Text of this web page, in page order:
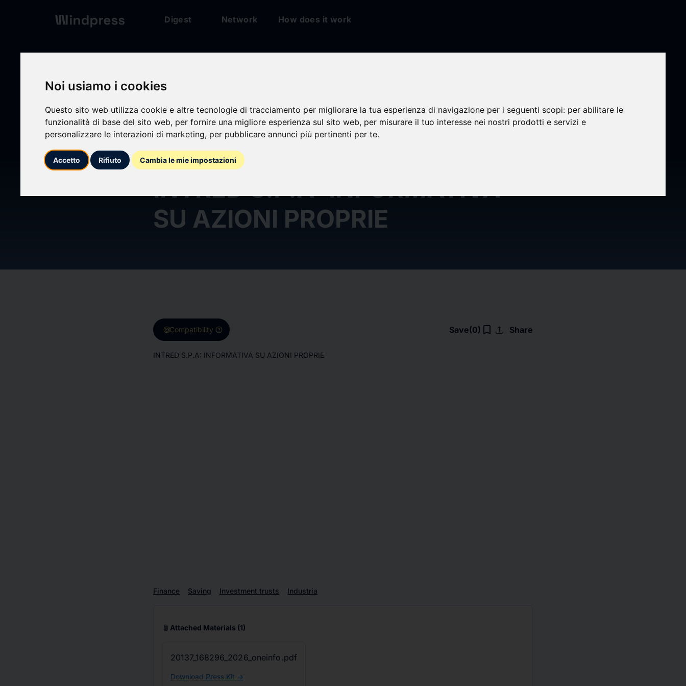
Noi usiamo i cookies
Questo sito web utilizza cookie e altre tecnologie di tracciamento per migliorare la tua esperienza di navigazione per i seguenti scopi: per abilitare le
funzionalità di base del sito web, per fornire una migliore esperienza sul sito web, per misurare il tuo interesse nei nostri prodotti e servizi e
personalizzare le interazioni di marketing, per pubblicare annunci più pertinenti per te.
Accetto Rifiuto Cambia le mie impostazioni
Digest Network How does it work
Digest
calendar_today
INTRED S.P.A: INFORMATIVA
SU AZIONI PROPRIE
targetCompatibility help Save(0) bookmark_border upload Share
INTRED S.P.A: INFORMATIVA SU AZIONI PROPRIE
Finance Saving Investment trusts Industria
attach_file Attached Materials (1)
20137_168296_2026_oneinfo.pdf
Download Press Kit ->